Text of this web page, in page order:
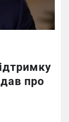
про